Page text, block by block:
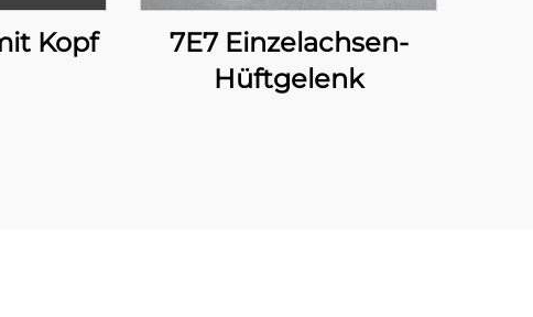
Kopf
7E7 Einzelachsen-
Hüftgelenk